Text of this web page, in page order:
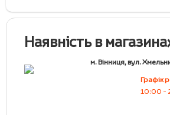
Наявність в
м. Вінниця, вул.
Графік
10:00 -